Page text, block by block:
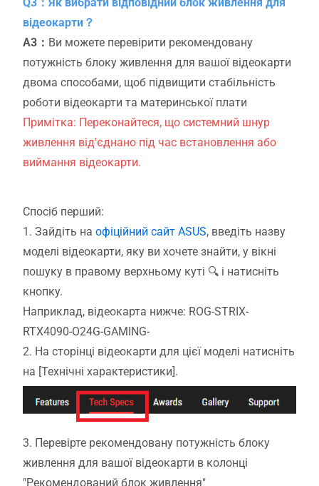
відеокарти？
A3： Ви можете перевірити рекомендовану
потужність блоку живлення для вашої відеокарти
двома способами, щоб підвищити стабільність
роботи відеокарти та материнської плати
Примітка: Переконайтеся, що системний шнур
живлення від'єднано під час встановлення або
виймання відеокарти.
Спосіб перший:
1. Зайдіть на офіційний сайт ASUS, введіть назву
моделі відеокарти, яку ви хочете знайти, у вікні
пошуку в правому верхньому куті 🔍 і натисніть
кнопку.
Наприклад, відеокарта нижче: ROG-STRIX-
RTX4090-O24G-GAMING-
2. На сторінці відеокарти для цієї моделі натисніть
на [Технічні характеристики].
3. Перевірте рекомендовану потужність блоку
живлення для вашої відеокарти в колонці
"Рекомендований блок живлення"